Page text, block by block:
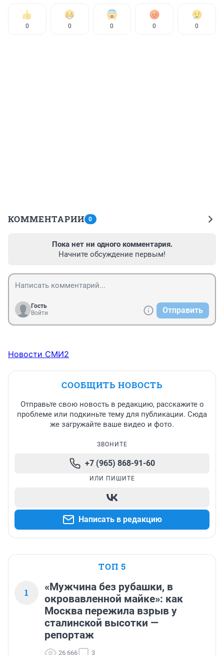
0 0 0 0 0
КОММЕНТАРИИ 0
Пока нет ни одного комментария.
Начните обсуждение первым!
Гость
Войти
Отправить
Новости СМИ2
СООБЩИТЬ НОВОСТЬ
Отправьте свою новость в редакцию, расскажите о
проблеме или подкиньте тему для публикации. Сюда
же загружайте ваше видео и фото.
ЗВОНИТЕ
+7 (965) 868-91-60
ИЛИ ПИШИТЕ
Написать в редакцию
ТОП 5
1
«Мужчина без рубашки, в
окровавленной майке»: как
Москва пережила взрыв у
сталинской высотки —
репортаж
26 666 3